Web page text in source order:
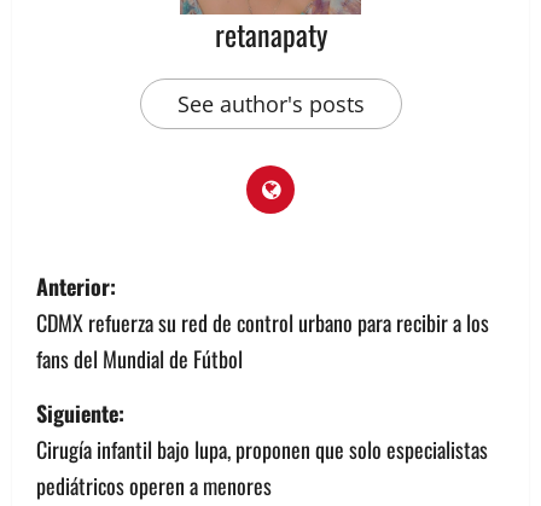
retanapaty
See author's posts
N
a
v
e
g
Anterior:
CDMX refuerza su red de control urbano para recibir a los
fans del Mundial de Fútbol
Siguiente:
Cirugía infantil bajo lupa, proponen que solo especialistas
pediátricos operen a menores